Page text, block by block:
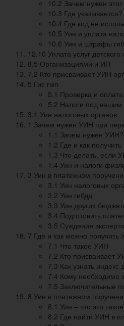
10.2 Зачем нужен этот
10.3 Где указывается?
10.4 Где код не
10.5 Уин и уплата
10.6 Уин и штрафы
12.10 Уплата услуг детского
8.5 Организациями и ИП
7.2 Кто присваивает УИН
5 Гис гмп
5.1 Проверка и
5.2 Налоги под вашим
3.1 Уин налоговых органов
1 Зачем нужен УИН при
1.1 Зачем нужен УИН?
1.2 Где и как
1.3 Что делать, если
1.4 Уин и налоги
3 Уин в платежном
3.1 Уин налоговых
3.2 Уин гибдд
3.3 Уин других
3.4 Подготовить
3.5 Суждения
7 Где и как можно получить
7.1 Что такое УИН
7.2 Кто присваивает
7.3 Как узнать
7.4 Кому необходимо
7.5 Заключительные
8 Уин в платежном
8.1 Уин – что это
8.2 Где найти УИН в